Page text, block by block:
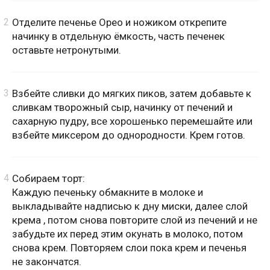
Отделите печенье Орео и ножиком открепите
начинку в отдельную ёмкость, часть печенек
оставьте нетронутыми.
Взбейте сливки до мягких пиков, затем добавьте к
сливкам творожный сыр, начинку от печений и
сахарную пудру, все хорошенько перемешайте или
взбейте миксером до однородности. Крем готов.
Собираем торт:
Каждую печеньку обмакните в молоке и
выкладывайте надписью к дну миски, далее слой
крема , потом снова повторите слой из печений и не
забудьте их перед этим окунать в молоко, потом
снова крем. Повторяем слои пока крем и печенья
не закончатся.